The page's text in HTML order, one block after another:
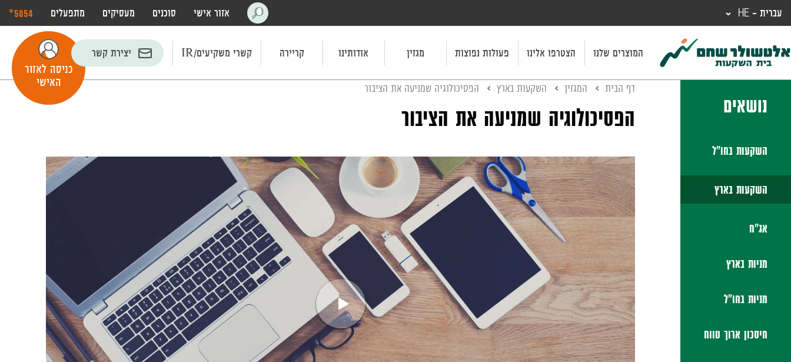
עברית - HE
פתח
אזור אישי סוכנים מעסיקים מתפעלים ‎*5054
המוצרים שלנו הצטרפו אלינו פעולות נפוצות מגזין אודותינו קריירה קשרי משקיעים/IR יצירת קשר
כניסה לאזור
האישי
נושאים
השקעות בחו"ל
השקעות בארץ
אג"ח
מניות בארץ
מניות בחו"ל
חיסכון ארוך טווח
דף הבית המגזין השקעות בארץ הפסיכולוגיה שמניעה את הציבור
הפסיכולוגיה שמניעה את הציבור